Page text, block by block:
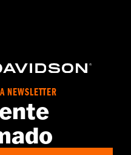
soporte y tornillería de
NEWSLETTER